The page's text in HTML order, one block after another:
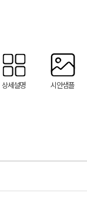
상세설명 시안샘플